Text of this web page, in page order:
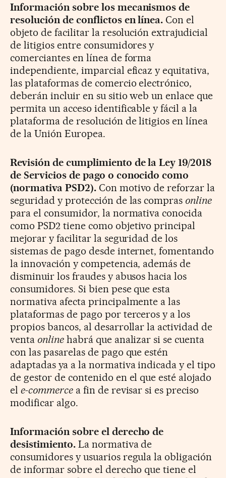
Información sobre los mecanismos de
resolución de conflictos en línea. Con el
objeto de facilitar la resolución extrajudicial
de litigios entre consumidores y
comerciantes en línea de forma
independiente, imparcial eficaz y equitativa,
las plataformas de comercio electrónico,
deberán incluir en su sitio web un enlace que
permita un acceso identificable y fácil a la
plataforma de resolución de litigios en línea
de la Unión Europea.
Revisión de cumplimiento de la Ley 19/2018
de Servicios de pago o conocido como
(normativa PSD2).Con motivo de reforzar la
seguridad y protección de las compras online
para el consumidor, la normativa conocida
como PSD2 tiene como objetivo principal
mejorar y facilitar la seguridad de los
sistemas de pago desde internet, fomentando
la innovación y competencia, además de
disminuir los fraudes y abusos hacia los
consumidores. Si bien pese que esta
normativa afecta principalmente a las
plataformas de pago por terceros y a los
propios bancos, al desarrollar la actividad de
venta onlinehabrá que analizar si se cuenta
con las pasarelas de pago que estén
adaptadas ya a la normativa indicada y el tipo
de gestor de contenido en el que esté alojado
el e-commercea fin de revisar si es preciso
modificar algo.
Información sobre el derecho de
desistimiento.La normativa de
consumidores y usuarios regula la obligación
de informar sobre el derecho que tiene el